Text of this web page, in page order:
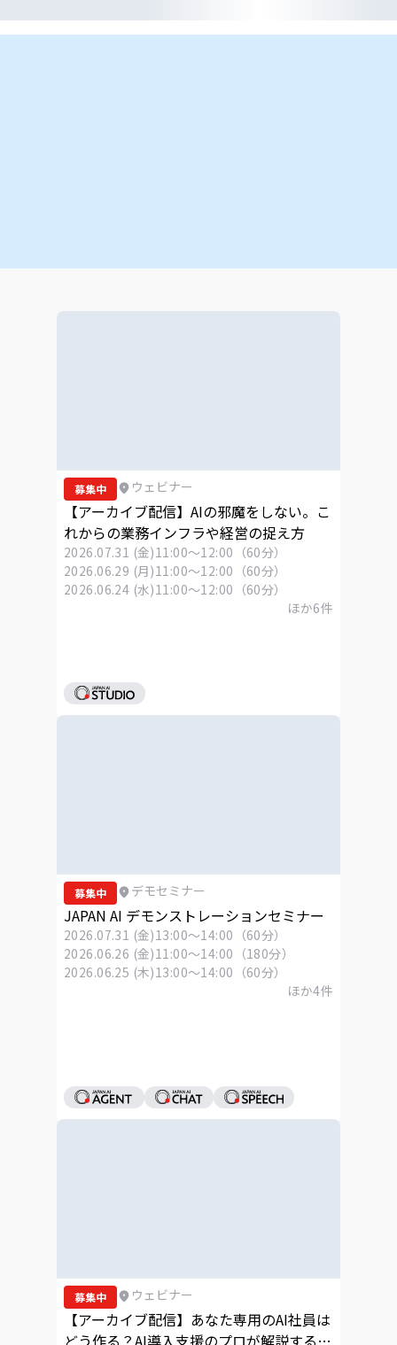
募集中 ウェビナー
【アーカイブ配信】AIの邪魔をしない。こ
れからの業務インフラや経営の捉え方
2026.07.31 (金)11:00～12:00（60分）
2026.06.29 (月)11:00～12:00（60分）
2026.06.24 (水)11:00～12:00（60分）
ほか6件
募集中 デモセミナー
JAPAN AI デモンストレーションセミナー
2026.07.31 (金)13:00～14:00（60分）
2026.06.26 (金)11:00～14:00（180分）
2026.06.25 (木)13:00～14:00（60分）
ほか4件
募集中 ウェビナー
【アーカイブ配信】あなた専用のAI社員は
どう作る？AI導入支援のプロが解説する